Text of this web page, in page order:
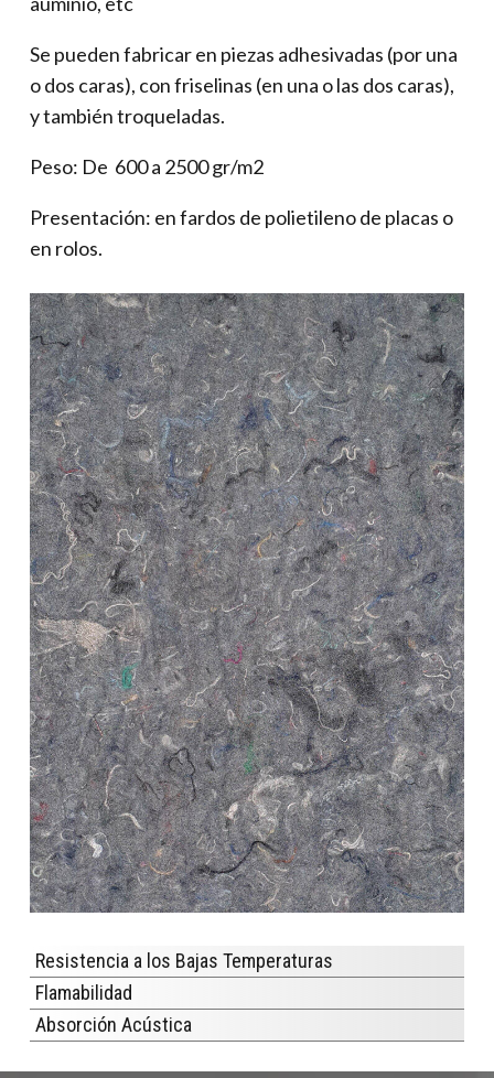
Se pueden fabricar en piezas adhesivadas (por una
o dos caras), con friselinas (en una o las dos caras),
y también troqueladas.
Peso: De 600 a 2500 gr/m2
Presentación: en fardos de polietileno de placas o
en rolos.
Resistencia a los Bajas Temperaturas
Flamabilidad
Absorción Acústica